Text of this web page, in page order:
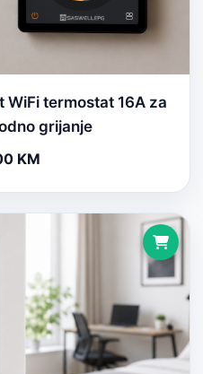
WiFi termostat 16A za
grijanje
KM